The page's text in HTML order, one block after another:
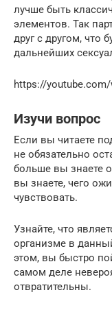
лучше быть
элементов. Так
друг с другом, что
дальнейших
https://youtube.com/
Изучи вопрос
Если вы читаете
не обязательно
больше вы знаете
вы знаете, чего
чувствовать.
Узнайте, что
организме в
этом, вы быстро
самом деле
отвратительны.